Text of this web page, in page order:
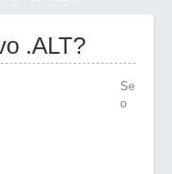
.ALT?
Se
o